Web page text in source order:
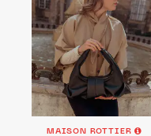
MAISON ROTTIER